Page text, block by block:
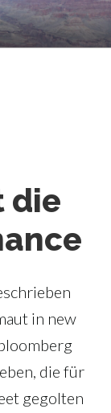
die
in new
die für
gegolten